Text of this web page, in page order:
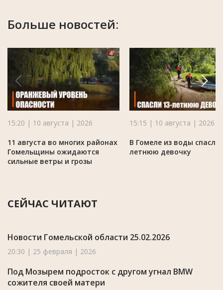
Больше новостей:
15:20 | 10 августа | 2026
11 августа во многих районах
Гомельщины ожидаются
сильные ветры и грозы
15:15 | 10 августа | 2026
В Гомеле из воды спасли
летнюю девочку
СЕЙЧАС ЧИТАЮТ
Новости Гомельской области 25.02.2026
20:30 | 25 февраля | 2026
Под Мозырем подросток с другом угнал BMW
сожителя своей матери